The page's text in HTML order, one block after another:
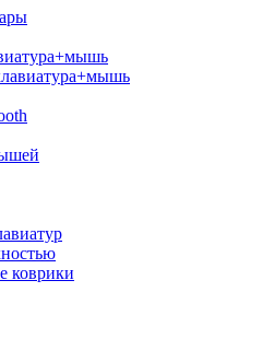
коврики